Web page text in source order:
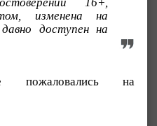
изменена на
доступен на
на